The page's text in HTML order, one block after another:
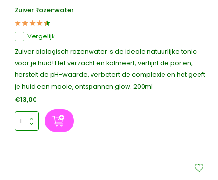
Zuiver Rozenwater
Vergelijk
Zuiver biologisch rozenwater is de ideale natuurlijke tonic
voor je huid! Het verzacht en kalmeert, verfijnt de poriën,
herstelt de pH-waarde, verbetert de complexie en het geeft
je huid een mooie, ontspannen glow. 200ml
€13,00